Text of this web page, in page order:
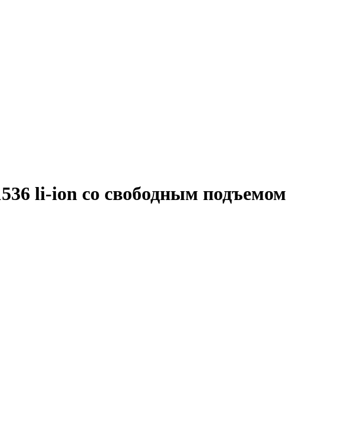
li-ion со свободным подъемом